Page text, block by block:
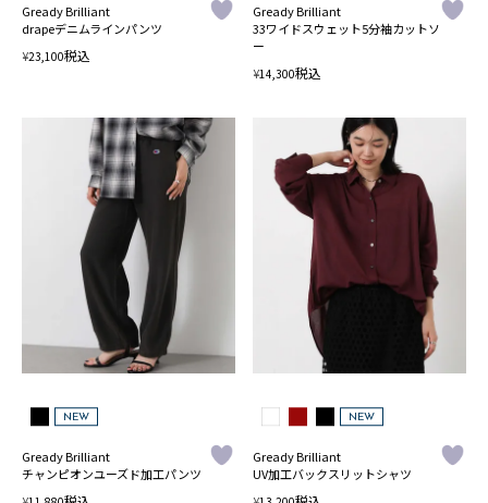
Gready Brilliant
drapeデニムラインパンツ
¥23,100税込
Gready Brilliant
33ワイドスウェット5分袖カットソ
ー
¥14,300税込
NEW
Gready Brilliant
チャンピオンユーズド加工パンツ
NEW
Gready Brilliant
UV加工バックスリットシャツ